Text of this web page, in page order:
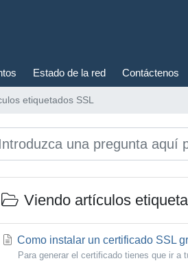
Estado de la red Contáctenos
etiquetados SSL
Viendo artículos
Como instalar un certificado SSL
Para generar el certificado tienes que ir a